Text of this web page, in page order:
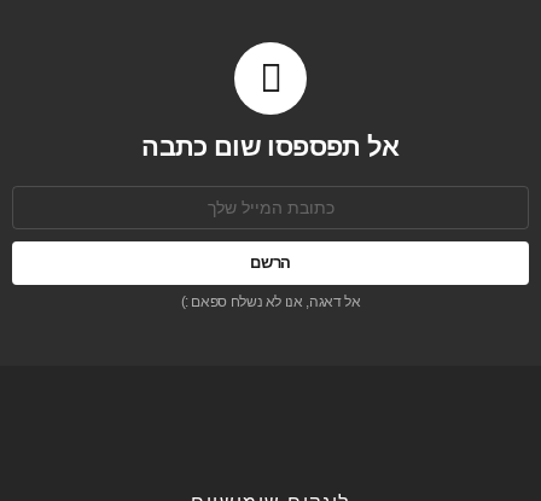
אל תפספסו שום כתבה
אל דאגה, אנו לא נשלח ספאם :)